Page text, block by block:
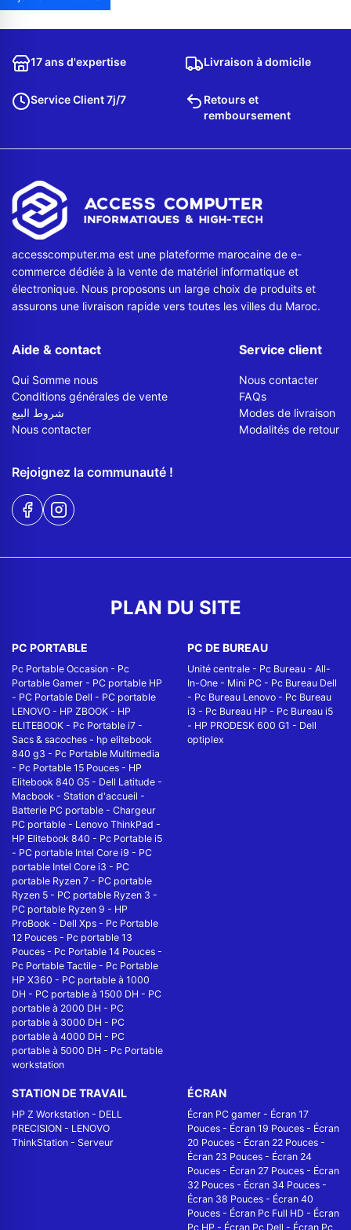
06 37 08 07 06
Contactez-nous
Envoyer un message
17 ans d'expertise Livraison à domicile
Service Client 7j/7
Retours et
remboursement
accesscomputer.ma est une plateforme marocaine de e-
commerce dédiée à la vente de matériel informatique et
électronique. Nous proposons un large choix de produits et
assurons une livraison rapide vers toutes les villes du Maroc.
Aide & contact
Qui Somme nous
Conditions générales de vente
شروط البيع
Nous contacter
Service client
Nous contacter
FAQs
Modes de livraison
Modalités de retour
Rejoignez la communauté !
PLAN DU SITE
PC PORTABLE
Pc Portable Occasion - Pc
Portable Gamer - PC portable HP
- PC Portable Dell - PC portable
LENOVO - HP ZBOOK - HP
ELITEBOOK - Pc Portable i7 -
Sacs & sacoches - hp elitebook
840 g3 - Pc Portable Multimedia
- Pc Portable 15 Pouces - HP
Elitebook 840 G5 - Dell Latitude -
Macbook - Station d'accueil -
Batterie PC portable - Chargeur
PC portable - Lenovo ThinkPad -
HP Elitebook 840 - Pc Portable i5
- PC portable Intel Core i9 - PC
portable Intel Core i3 - PC
portable Ryzen 7 - PC portable
Ryzen 5 - PC portable Ryzen 3 -
PC portable Ryzen 9 - HP
ProBook - Dell Xps - Pc Portable
12 Pouces - Pc portable 13
Pouces - Pc Portable 14 Pouces -
Pc Portable Tactile - Pc Portable
HP X360 - PC portable à 1000
DH - PC portable à 1500 DH - PC
portable à 2000 DH - PC
portable à 3000 DH - PC
portable à 4000 DH - PC
portable à 5000 DH - Pc Portable
workstation
PC DE BUREAU
Unité centrale - Pc Bureau - All-
In-One - Mini PC - Pc Bureau Dell
- Pc Bureau Lenovo - Pc Bureau
i3 - Pc Bureau HP - Pc Bureau i5
- HP PRODESK 600 G1 - Dell
optiplex
STATION DE TRAVAIL
HP Z Workstation - DELL
PRECISION - LENOVO
ThinkStation - Serveur
ÉCRAN
Écran PC gamer - Écran 17
Pouces - Écran 19 Pouces - Écran
20 Pouces - Écran 22 Pouces -
Écran 23 Pouces - Écran 24
Pouces - Écran 27 Pouces - Écran
32 Pouces - Écran 34 Pouces -
Écran 38 Pouces - Écran 40
Pouces - Écran Pc Full HD - Écran
Pc HP - Écran Pc Dell - Écran Pc